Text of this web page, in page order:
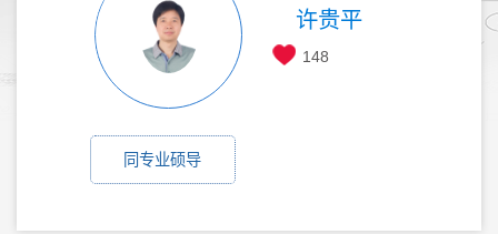
许贵平
148
同专业硕导